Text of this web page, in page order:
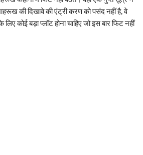
की दिखावे की एंट्री करण को पसंद नहीं है, वे
कोई बड़ा प्लॉट होना चाहिए जो इस बार फिट नहीं